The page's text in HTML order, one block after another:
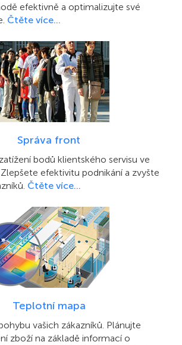
efektivně a optimalizujte své
Čtěte více…
Správa front
bodů klientského servisu ve
efektivitu podnikání a zvyšte
Čtěte více…
Teplotní mapa
vašich zákazníků. Plánujte
zboží na základě informací o